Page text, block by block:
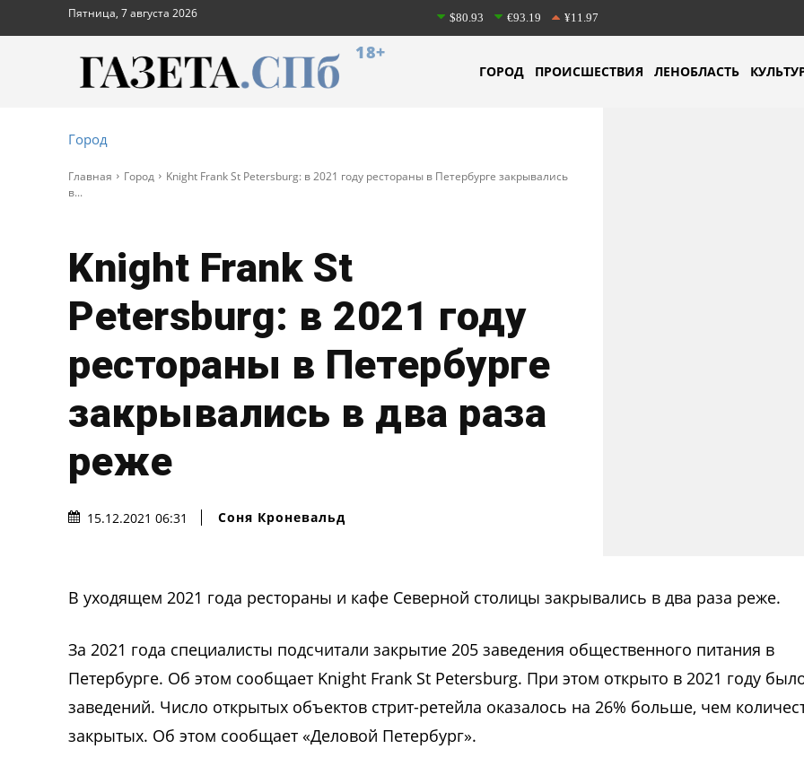
Пятница, 7 августа 2026 $80.93 €93.19 ¥11.97
18+
ГОРОД ПРОИСШЕСТВИЯ ЛЕНОБЛАСТЬ
Город
Главная Город
Knight Frank St Petersburg: в 2021 году рестораны в Петербурге закрывались
в...
Knight Frank St
Petersburg: в 2021 году
рестораны в Петербурге
закрывались в два раза
реже
15.12.2021 06:31 Соня Кроневальд
В уходящем 2021 года рестораны и кафе Северной столицы закрывались в два раза реже.
За 2021 года специалисты подсчитали закрытие 205 заведения общественного питания в
Петербурге. Об этом сообщает Knight Frank St Petersburg. При этом открыто в 2021 году
заведений. Число открытых объектов стрит-ретейла оказалось на 26% больше, чем
закрытых. Об этом сообщает «Деловой Петербург».